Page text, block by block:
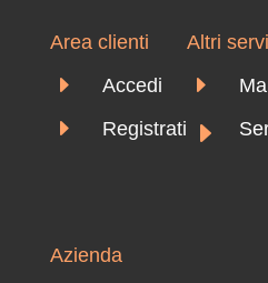
Area clienti
E Accedi
E Registrati
Altri
E
E
Azienda